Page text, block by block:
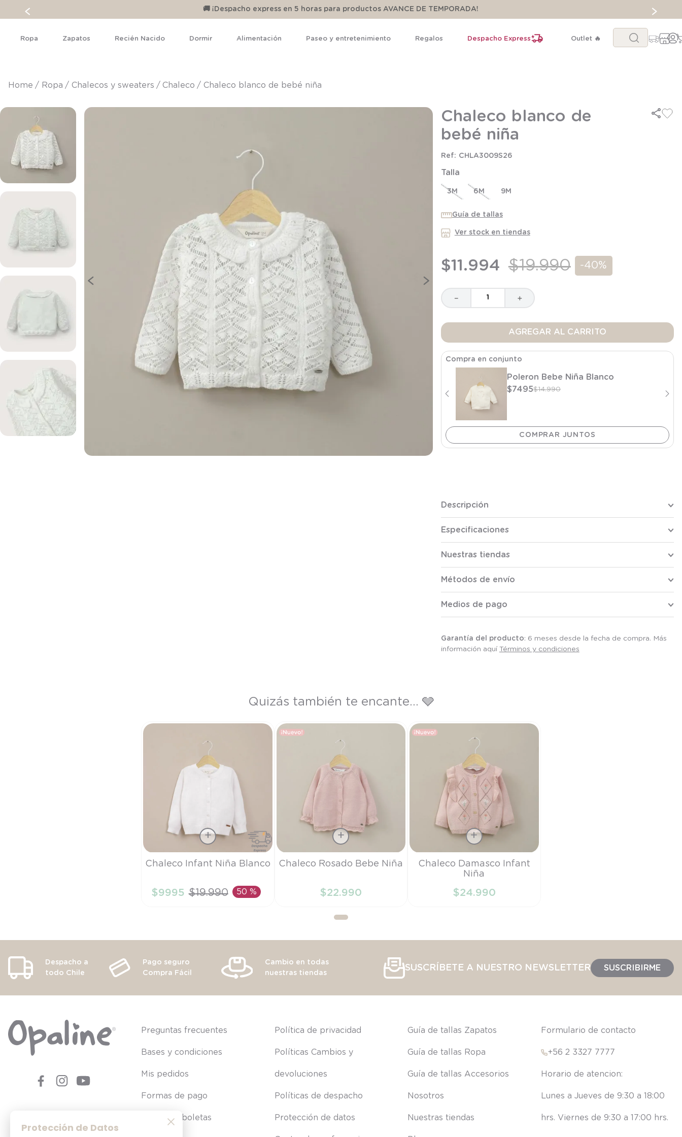
🚚 ¡Despacho express en 5 horas para productos AVANCE DE TEMPORADA!
Ropa Zapatos Recién Nacido Dormir Alimentación Paseo y entretenimiento Regalos Despacho Express Outlet 🔥
Buscar...
Protección de Datos
ropa chalecos y sweaters chaleco Chaleco blanco de bebé niña
Chaleco blanco de
bebé niña
CHLA3009S26
Talla
3M 6M 9M
Guía de tallas
Ver stock en tiendas
$11.994 $19.990 -40%
＋
－
AGREGAR AL CARRITO
Compra en conjunto
Pantalon Buzo Bebe Niña Lila
$6495$12.990
Poleron Bebe Niña Blanco
$7495$14.990
Descripción
Especificaciones
Nuestras tiendas
Métodos de envío
Medios de pago
Garantía del producto: 6 meses desde la fecha de compra. Más
información aquí Términos y condiciones
Quizás también te encante... 🩶
Talla
AÑADIR AL CARRITO
Chaleco Infant Niña Blanco
$9995 $19.990 50 %
Talla
AÑADIR AL CARRITO
Chaleco Rosado Bebe Niña
$22.990
Talla
AÑADIR AL CARRITO
Chaleco Damasco Infant
Niña
$24.990
Despacho a
todo Chile
Pago seguro
Compra Fácil
Cambio en todas
nuestras tiendas
SUSCRÍBETE A NUESTRO NEWSLETTER SUSCRIBIRME
Preguntas frecuentes
Bases y condiciones
Mis pedidos
Formas de pago
Consultar boletas
Política de privacidad
Políticas Cambios y
devoluciones
Políticas de despacho
Protección de datos
Guía de tallas Zapatos
Guía de tallas Ropa
Guía de tallas Accesorios
Nosotros
Nuestras tiendas
Formulario de contacto
+56 2 3327 7777
Lunes a Jueves de 9:30 a 18:00
hrs. Viernes de 9:30 a 17:00 hrs.
1.
9
10
poleron